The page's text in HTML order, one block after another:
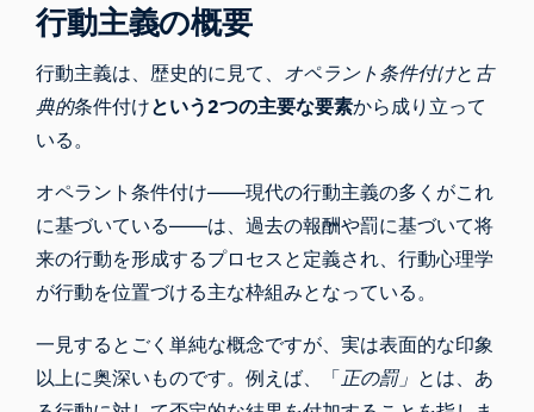
行動主義の概要
行動主義は、歴史的に見て、 オペラント条件付けと 古
典的条件付けという2つの主要な要素から成り立って
いる。
オペラント条件付け――現代の行動主義の多くがこれ
に基づいている――は、過去の報酬や罰に基づいて将
来の行動を形成するプロセスと定義され、行動心理学
が行動を位置づける主な枠組みとなっている。
一見するとごく単純な概念ですが、実は表面的な印象
以上に奥深いものです。例えば、「 正の罰」 とは、あ